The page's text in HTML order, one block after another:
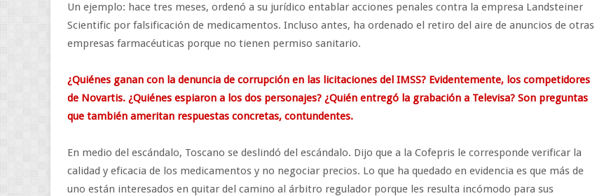
Un ejemplo: hace tres meses, ordenó a su jurídico entablar acciones penales contra la empresa Landsteiner
Scientific por falsificación de medicamentos. Incluso antes, ha ordenado el retiro del aire de anuncios de otras
empresas farmacéuticas porque no tienen permiso sanitario.
¿Quiénes ganan con la denuncia de corrupción en las licitaciones del IMSS? Evidentemente, los competidores
de Novartis. ¿Quiénes espiaron a los dos personajes? ¿Quién entregó la grabación a Televisa? Son preguntas
que también ameritan respuestas concretas, contundentes.
En medio del escándalo, Toscano se deslindó del escándalo. Dijo que a la Cofepris le corresponde verificar la
calidad y eficacia de los medicamentos y no negociar precios. Lo que ha quedado en evidencia es que más de
uno están interesados en quitar del camino al árbitro regulador porque les resulta incómodo para sus